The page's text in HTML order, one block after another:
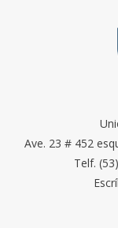
Ave. 23 # 452
Telf.